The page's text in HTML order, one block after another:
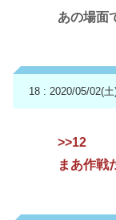
あの場面
18 : 2020/05/02(
>>12
まあ作戦